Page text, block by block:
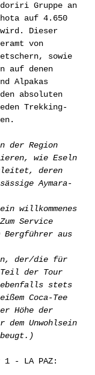
Gruppe an
auf 4.650
Dieser
von
sowie
auf denen
Alpakas
absoluten
Trekking-
der Region
wie Eseln
deren
Aymara-
willkommenes
Service
Bergführer aus
der/die für
der Tour
stets
Coca-Tee
Höhe der
dem Unwohlsein
1 - LA PAZ: